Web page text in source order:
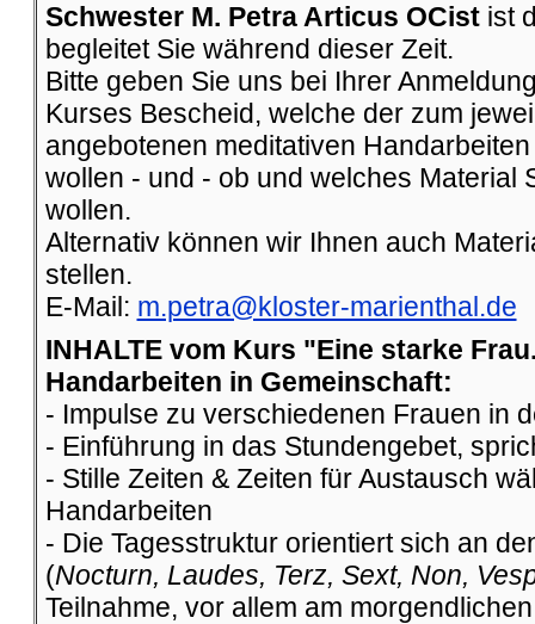
Schwester M. Petra Articus OCistist
begleitet Sie während dieser Zeit.
Bitte geben Sie uns bei Ihrer
Kurses Bescheid, welche der zum
angebotenen meditativen
wollen - und - ob und welches Material
wollen.
Alternativ können wir Ihnen auch
stellen.
E-Mail: m.petra@kloster-marienthal.de
INHALTE vom Kurs "Eine starke
Handarbeiten in Gemeinschaft:
- Impulse zu verschiedenen Frauen in
- Einführung in das Stundengebet,
- Stille Zeiten & Zeiten für Austausch
Handarbeiten
- Die Tagesstruktur orientiert sich an
(Nocturn, Laudes, Terz, Sext, Non,
Teilnahme, vor allem am